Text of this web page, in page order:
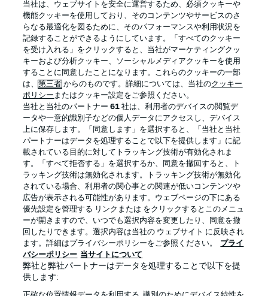
Official Partners
プライバシー・ポリシー 優先設定を管理する
利用条件 放送局
求人 選手
当サイトについて
当社は、ウェブサイトを安全に運営するため、必須クッキーや
機能クッキーを使用しており、そのコンテンツやサービスのさ
らなる最適化を図るために、そのパフォーマンスや利用状況を
記録することができるようにしています。「すべてのクッキー
を受け入れる」をクリックすると、当社がマーケティングクッ
キーおよび分析クッキー、ソーシャルメディアクッキーを使用
することに同意したことになります。これらのクッキーの一部
は、第三者 からのものです。詳細については、当社のクッキー
ポリシー またはクッキー設定をご参照ください。
当社と当社のパートナー61 社は、利用者のデバイスの閲覧デ
ータや一意的識別子などの個人データにアクセスし、デバイス
上に保存します。「同意します」を選択すると、「当社と当社
パートナーはデータを処理することで以下を提供します」に記
載されている目的に対してトラッキング技術が有効化されま
す。「すべて拒否する」を選択するか、同意を撤回すると、ト
ラッキング技術は無効化されます。トラッキング技術が無効化
されている場合、利用者の関心事との関連が低いコンテンツや
広告が表示される可能性があります。ウェブページの下にある
優先設定を管理する リンクまたは をクリックするとこのメニュ
ーが開きますので、いつでも選択内容を変更したり、同意を撤
回したりできます。選択内容は当社の ウェブサイト に反映され
ます。詳細はプライバシーポリシーをご参照ください。
プライ
バシーポリシー 当サイトについて
弊社と弊社パートナーはデータを処理することで以下を提
供します: